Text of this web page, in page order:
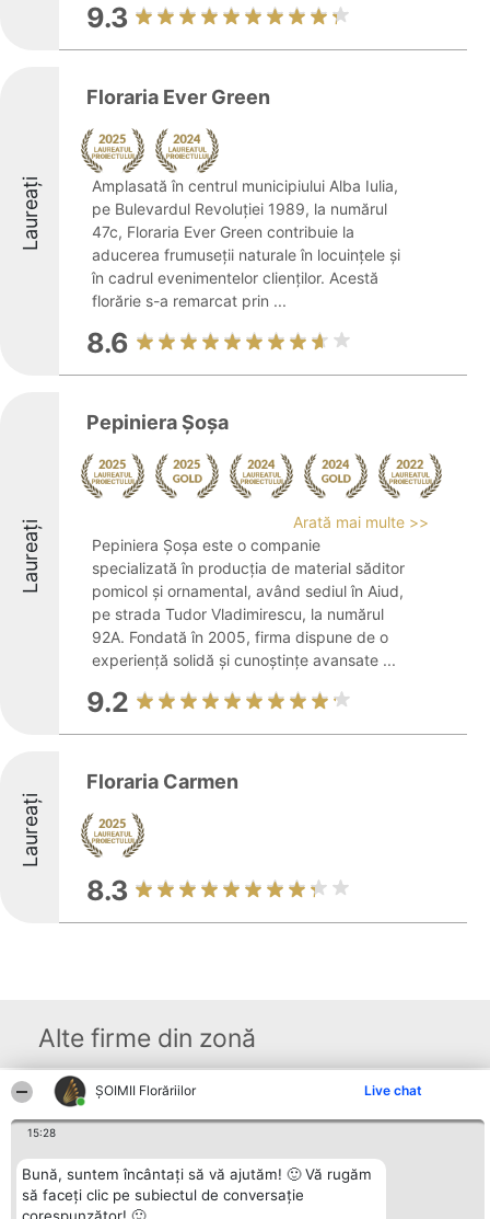
ȘOIMII Florăriilor Live chat
15:28
Bună, suntem încântați să vă ajutăm! 🙂 Vă rugăm
să faceți clic pe subiectul de conversație
9.3
Laureați
Floraria Ever Green
Amplasată în centrul municipiului Alba Iulia,
pe Bulevardul Revoluției 1989, la numărul
47c, Floraria Ever Green contribuie la
aducerea frumuseții naturale în locuințele și
în cadrul evenimentelor clienților. Acestă
florărie s-a remarcat prin ...
8.6
Laureați
Pepiniera Șoșa
Arată mai multe >>
Pepiniera Șoșa este o companie
specializată în producția de material săditor
pomicol și ornamental, având sediul în Aiud,
pe strada Tudor Vladimirescu, la numărul
92A. Fondată în 2005, firma dispune de o
experiență solidă și cunoștințe avansate ...
9.2
Laureați
Floraria Carmen
8.3
Alte firme din zonă
Organizator Ranking
BRIGHT SOLUTIONS BR SRL
Sc. A Et. 4 Ap. 13 Cod 061952
București
CUI 36737675
tel: +40 770 990 492
Câștigătorii
Laureaților
Reguli
Statut
Contact